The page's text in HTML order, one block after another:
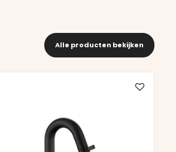
Alle producten bekijken